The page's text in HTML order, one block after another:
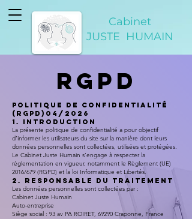
Cabinet
JUSTE HUMAIN
RGPD
POLITIQUE DE CONFIDENTIALITÉ
(RGPD)04/2026
1. Introduction
La présente politique de confidentialité a pour objectif
d’informer les utilisateurs du site sur la manière dont leurs
données personnelles sont collectées, utilisées et protégées.
Le Cabinet Juste Humain s’engage à respecter la
réglementation en vigueur, notamment le Règlement (UE)
2016/679 (RGPD) et la loi Informatique et Libertés.
2. Responsable du traitement
Les données personnelles sont collectées par :
Cabinet Juste Humain
Auto-entreprise
Siège social : 93 av PA ROIRET, 69290 Craponne, France